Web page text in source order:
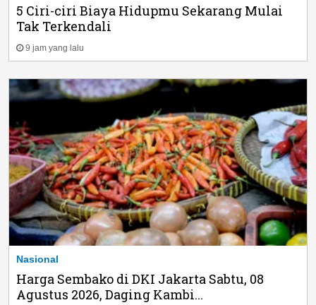
5 Ciri-ciri Biaya Hidupmu Sekarang Mulai
Tak Terkendali
9 jam yang lalu
Nasional
Harga Sembako di DKI Jakarta Sabtu, 08
Agustus 2026, Daging Kambi...